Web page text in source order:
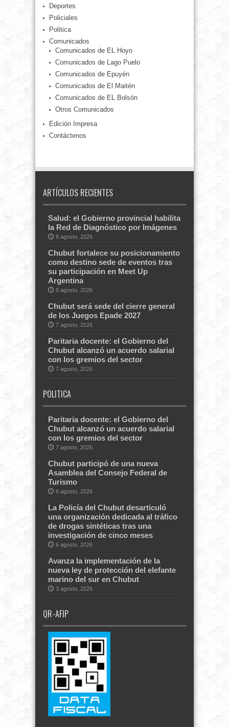
Deportes
Policiales
Politica
Comunicados
Comunicados de EL Hoyo
Comunicados de Lago Puelo
Comunicados de Epuyén
Comunicados de El Maitén
Comunicados de EL Bolsón
Otros Comunicados
Edición Impresa
Contáctenos
ARTÍCULOS RECIENTES
Salud: el Gobierno provincial habilita
la Red de Diagnóstico por Imágenes
8 agosto, 2026
Chubut fortalece su posicionamiento
como destino sede de eventos tras
su participación en Meet Up
Argentina
8 agosto, 2026
Chubut será sede del cierre general
de los Juegos Epade 2027
7 agosto, 2026
Paritaria docente: el Gobierno del
Chubut alcanzó un acuerdo salarial
con los gremios del sector
7 agosto, 2026
POLITICA
Paritaria docente: el Gobierno del
Chubut alcanzó un acuerdo salarial
con los gremios del sector
7 agosto, 2026
Chubut participó de una nueva
Asamblea del Consejo Federal de
Turismo
6 agosto, 2026
La Policía del Chubut desarticuló
una organización dedicada al tráfico
de drogas sintéticas tras una
investigación de cinco meses
6 agosto, 2026
Avanza la implementación de la
nueva ley de protección del elefante
marino del sur en Chubut
3 agosto, 2026
QR-AFIP